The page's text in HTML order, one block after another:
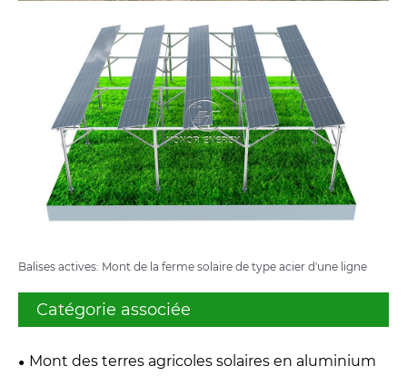
Balises actives: Mont de la ferme solaire de type acier d'une ligne
Catégorie associée
Mont des terres agricoles solaires en aluminium